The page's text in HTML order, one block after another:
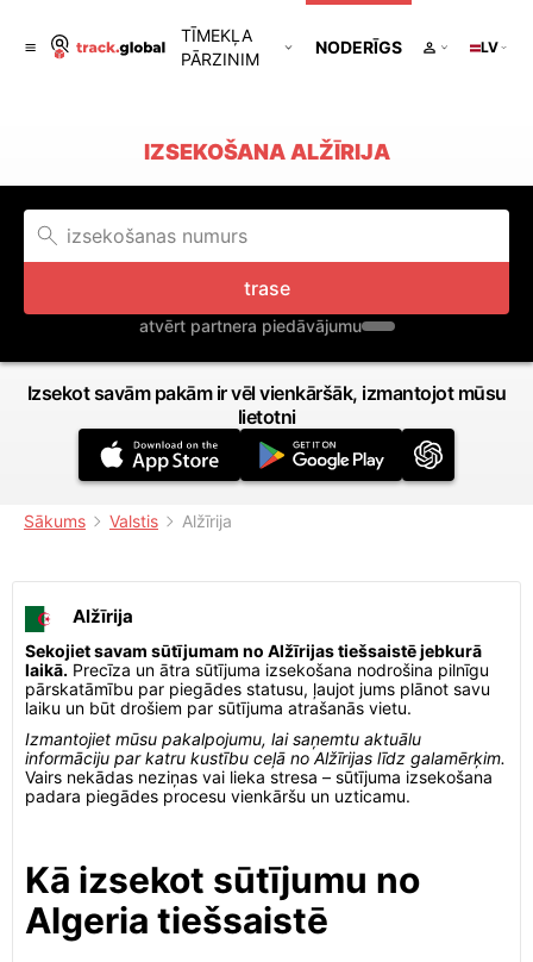
TĪMEKĻA
PĀRZINIM
NODERĪGS LV
IZSEKOŠANA ALŽĪRIJA
trase
atvērt partnera piedāvājumu
Izsekot savām pakām ir vēl vienkāršāk, izmantojot mūsu
lietotni
Sākums Valstis Alžīrija
Alžīrija
Sekojiet savam sūtījumam no Alžīrijas tiešsaistē jebkurā
laikā. Precīza un ātra sūtījuma izsekošana nodrošina pilnīgu
pārskatāmību par piegādes statusu, ļaujot jums plānot savu
laiku un būt drošiem par sūtījuma atrašanās vietu.
Izmantojiet mūsu pakalpojumu, lai saņemtu aktuālu
informāciju par katru kustību ceļā no Alžīrijas līdz galamērķim.
Vairs nekādas neziņas vai lieka stresa – sūtījuma izsekošana
padara piegādes procesu vienkāršu un uzticamu.
Kā izsekot sūtījumu no
Algeria tiešsaistē